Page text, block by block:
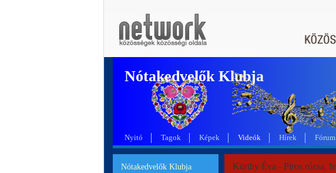
Nótakedvelők Klubja
Nyitó Tagok Képek Videók Hírek Fórum
Nótakedvelők Klubja
Kürthy Éva - Piros rózsa,